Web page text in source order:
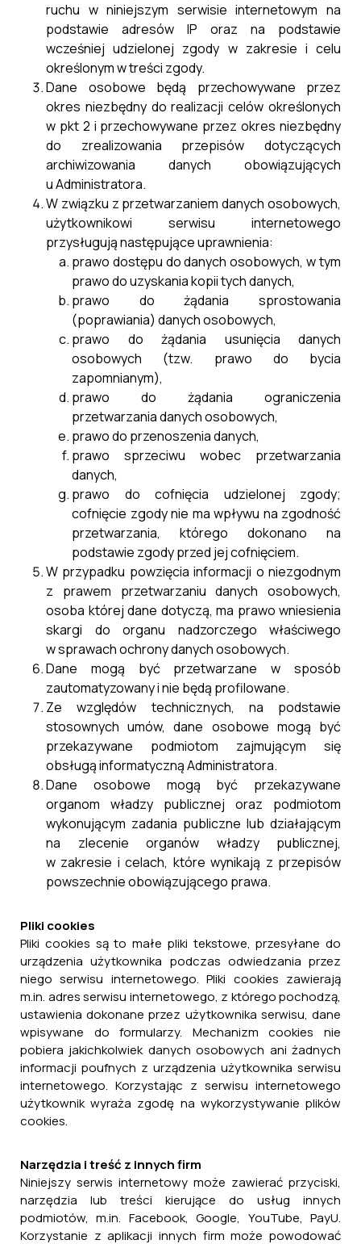
Pliki do pobrania:
Akcyza Oświadczenie Dzierżawa
Akcyza Zestawienie Faktur
Formularz Informacji Przedstawianych
Przy Ubieganiu Się O Pomoc W
Rolnictwie Lub Rybołówstwie Inną Niż
Pomoc De Minimis W Rolnictwie Lub
Rybołówstwie
OBOWIĄZEK INFORMACYJNY Akcyza
ruchu w niniejszym serwisie internetowym na
podstawie adresów IP oraz na podstawie
wcześniej udzielonej zgody w zakresie i celu
określonym w treści zgody.
Dane osobowe będą przechowywane przez
okres niezbędny do realizacji celów określonych
w pkt 2 i przechowywane przez okres niezbędny
do zrealizowania przepisów dotyczących
archiwizowania danych obowiązujących
u Administratora.
W związku z przetwarzaniem danych osobowych,
użytkownikowi serwisu internetowego
przysługują następujące uprawnienia:
prawo dostępu do danych osobowych, w tym
prawo do uzyskania kopii tych danych,
prawo do żądania sprostowania
(poprawiania) danych osobowych,
prawo do żądania usunięcia danych
osobowych (tzw. prawo do bycia
zapomnianym),
prawo do żądania ograniczenia
przetwarzania danych osobowych,
prawo do przenoszenia danych,
prawo sprzeciwu wobec przetwarzania
danych,
prawo do cofnięcia udzielonej zgody;
cofnięcie zgody nie ma wpływu na zgodność
przetwarzania, którego dokonano na
podstawie zgody przed jej cofnięciem.
W przypadku powzięcia informacji o niezgodnym
z prawem przetwarzaniu danych osobowych,
osoba której dane dotyczą, ma prawo wniesienia
skargi do organu nadzorczego właściwego
w sprawach ochrony danych osobowych.
Dane mogą być przetwarzane w sposób
zautomatyzowany i nie będą profilowane.
Ze względów technicznych, na podstawie
stosownych umów, dane osobowe mogą być
przekazywane podmiotom zajmującym się
obsługą informatyczną Administratora.
Dane osobowe mogą być przekazywane
organom władzy publicznej oraz podmiotom
wykonującym zadania publiczne lub działającym
na zlecenie organów władzy publicznej,
w zakresie i celach, które wynikają z przepisów
powszechnie obowiązującego prawa.
Pliki cookies
Pliki cookies są to małe pliki tekstowe, przesyłane do
urządzenia użytkownika podczas odwiedzania przez
niego serwisu internetowego. Pliki cookies zawierają
m.in. adres serwisu internetowego, z którego pochodzą,
ustawienia dokonane przez użytkownika serwisu, dane
wpisywane do formularzy. Mechanizm cookies nie
pobiera jakichkolwiek danych osobowych ani żadnych
informacji poufnych z urządzenia użytkownika serwisu
internetowego. Korzystając z serwisu internetowego
użytkownik wyraża zgodę na wykorzystywanie plików
cookies.
Narzędzia i treść z innych firm
Niniejszy serwis internetowy może zawierać przyciski,
narzędzia lub treści kierujące do usług innych
podmiotów, m.in. Facebook, Google, YouTube, PayU.
Korzystanie z aplikacji innych firm może powodować